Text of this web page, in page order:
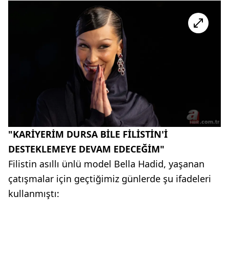
"KARİYERİM DURSA BİLE FİLİSTİN'İ
DESTEKLEMEYE DEVAM EDECEĞİM"
Filistin asıllı ünlü model Bella Hadid, yaşanan
çatışmalar için geçtiğimiz günlerde şu ifadeleri
kullanmıştı: